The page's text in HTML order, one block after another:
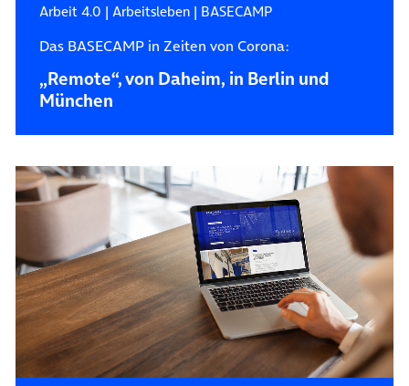
Arbeit 4.0 | Arbeitsleben| BASECAMP
Das BASECAMP in Zeiten von Corona:
„Remote“, von Daheim, in Berlin und
München